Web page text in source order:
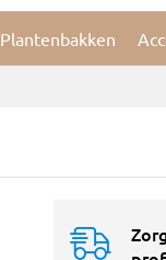
Plantenbakken